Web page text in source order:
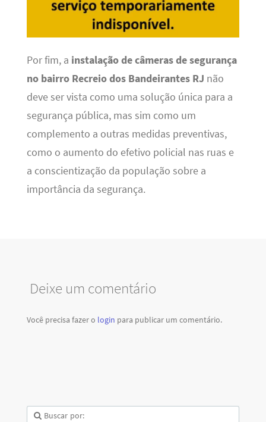
Por fim, a instalação de câmeras de segurança
no bairro Recreio dos Bandeirantes RJ não
deve ser vista como uma solução única para a
segurança pública, mas sim como um
complemento a outras medidas preventivas,
como o aumento do efetivo policial nas ruas e
a conscientização da população sobre a
importância da segurança.
Deixe um comentário
Você precisa fazer o login para publicar um comentário.